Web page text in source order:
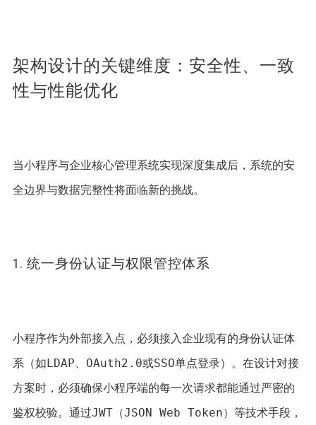
架构设计的关键维度：安全性、一致
性与性能优化
当小程序与企业核心管理系统实现深度集成后，系统的安
全边界与数据完整性将面临新的挑战。
1. 统一身份认证与权限管控体系
小程序作为外部接入点，必须接入企业现有的身份认证体
系（如LDAP、OAuth2.0或SSO单点登录）。在设计对接
方案时，必须确保小程序端的每一次请求都能通过严密的
鉴权校验。通过JWT（JSON Web Token）等技术手段，